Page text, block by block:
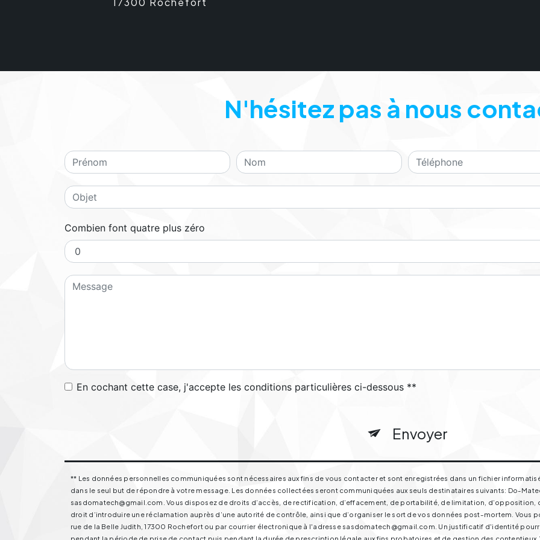
N'hésitez pas à nous
Combien font quatre plus zéro
En cochant cette case, j'accepte les conditions particulières ci-dessous **
Envoyer
** Les données personnelles communiquées sont nécessaires aux fins de vous contacter et sont enregistrées dans un fichier
dans le seul but de répondre à votre message. Les données collectées seront communiquées aux seuls destinataires suivants: Do-
sasdomatech@gmail.com. Vous disposez de droits d’accès, de rectification, d’effacement, de portabilité, de limitation,
droit d’introduire une réclamation auprès d’une autorité de contrôle, ainsi que d’organiser le sort de vos données post-mortem. Vous
rue de la Belle Judith, 17300 Rochefort ou par courrier électronique à l'adresse sasdomatech@gmail.com. Un justificatif d'identité
pendant la période de prise de contact puis pendant la durée de prescription légale aux fins probatoires et de gestion des